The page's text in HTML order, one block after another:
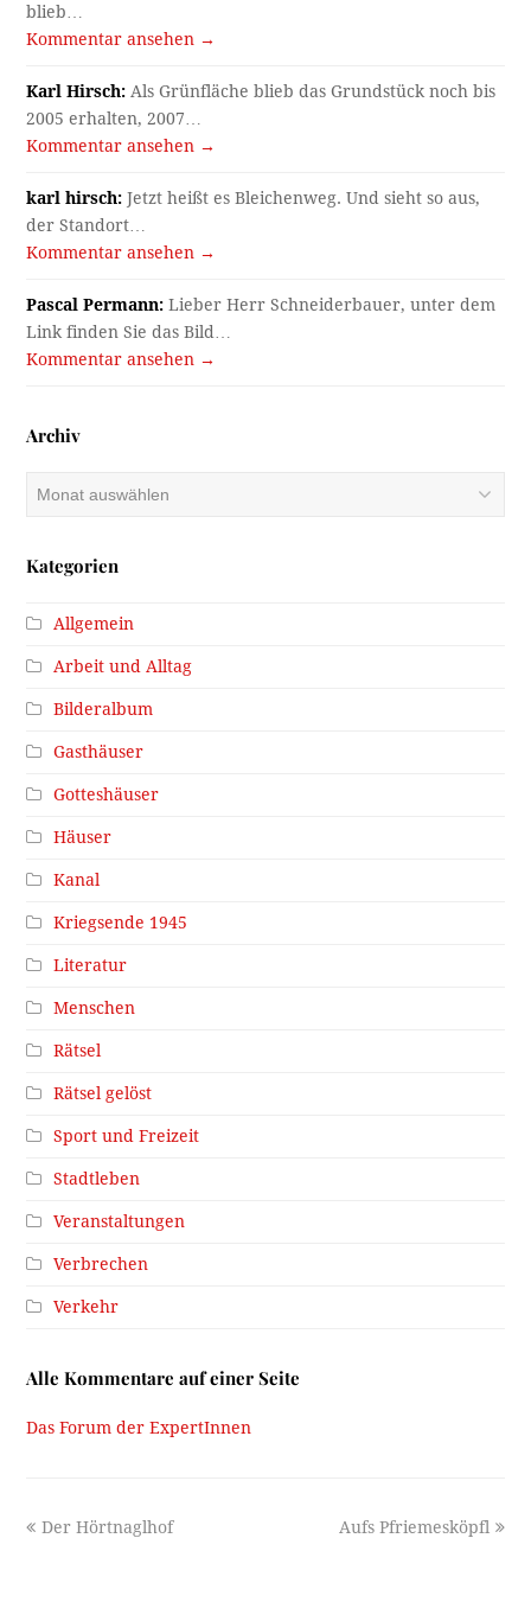
blieb…
Kommentar ansehen →
Karl Hirsch: Als Grünfläche blieb das Grundstück noch bis
2005 erhalten, 2007…
Kommentar ansehen →
karl hirsch: Jetzt heißt es Bleichenweg. Und sieht so aus,
der Standort…
Kommentar ansehen →
Pascal Permann: Lieber Herr Schneiderbauer, unter dem
Link finden Sie das Bild…
Kommentar ansehen →
Archiv
Kategorien
Allgemein
Arbeit und Alltag
Bilderalbum
Gasthäuser
Gotteshäuser
Häuser
Kanal
Kriegsende 1945
Literatur
Menschen
Rätsel
Rätsel gelöst
Sport und Freizeit
Stadtleben
Veranstaltungen
Verbrechen
Verkehr
Alle Kommentare auf einer Seite
Das Forum der ExpertInnen
previous
Der Hörtnaglhof
next
Aufs Pfriemesköpfl